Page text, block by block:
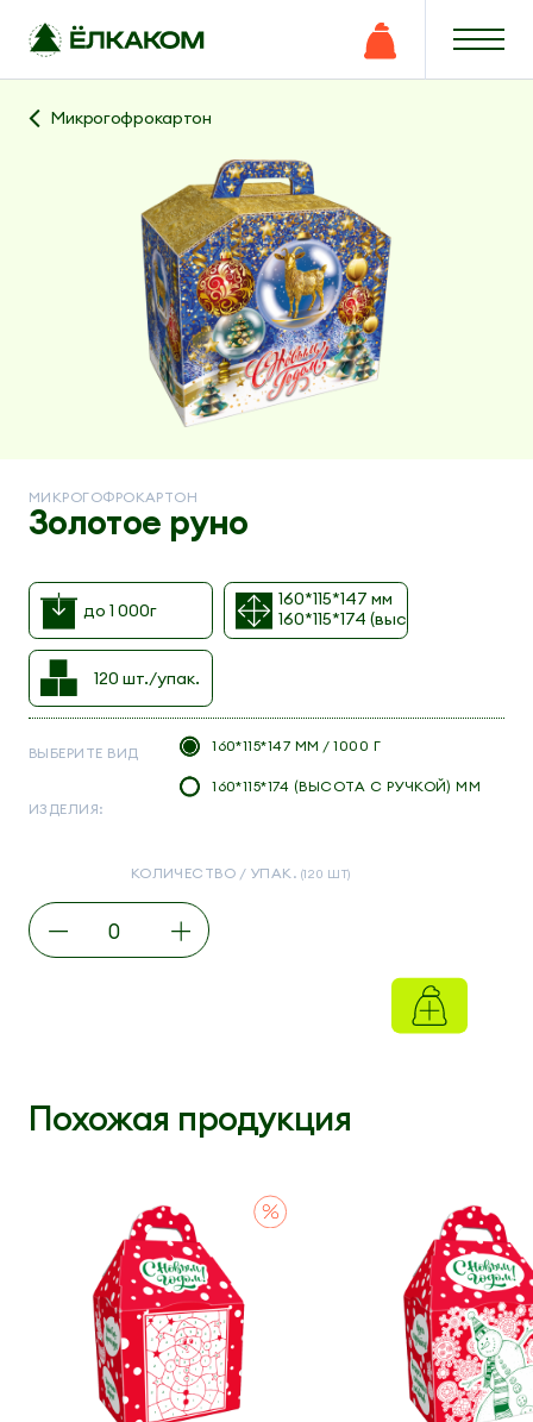
Микрогофрокартон
МИКРОГОФРОКАРТОН
Золотое руно
до 1 000г
160*115*147 мм
160*115*174 (высота с ручкой)
120 шт./упак.
ВЫБЕРИТЕ ВИД
ИЗДЕЛИЯ:
160*115*147 ММ / 1000 Г
160*115*174 (ВЫСОТА С РУЧКОЙ) ММ
КОЛИЧЕСТВО / УПАК. (120 ШТ)
Похожая продукция